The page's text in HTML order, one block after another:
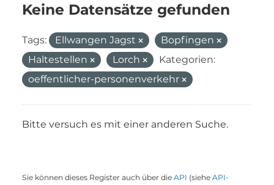
Keine Datensätze gefunden
Tags: Ellwangen Jagst
Bopfingen
Haltestellen
Lorch
Kategorien:
oeffentlicher-personenverkehr
Bitte versuch es mit einer anderen Suche.
Sie können dieses Register auch über die API (siehe API-